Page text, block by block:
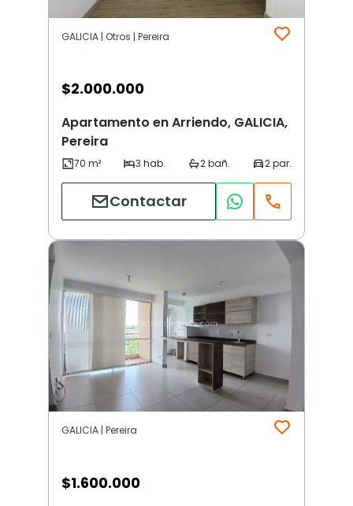
GALICIA | Otros | Pereira
$2.000.000
Apartamento en Arriendo, GALICIA,
Pereira
Contactar
GALICIA | Pereira
$1.600.000